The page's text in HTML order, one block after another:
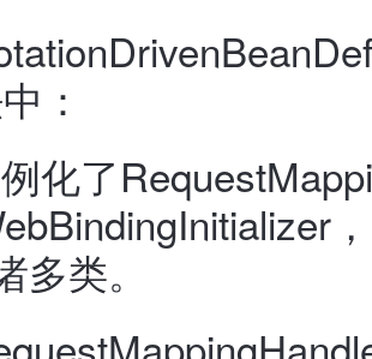
：
化了
多类。